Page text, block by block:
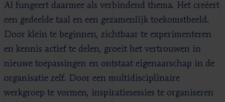
AI fungeert daarmee als verbindend thema. Het creëert
een gedeelde taal en een gezamenlijk toekomstbeeld.
Door klein te beginnen, zichtbaar te experimenteren
en kennis actief te delen, groeit het vertrouwen in
nieuwe toepassingen en ontstaat eigenaarschap in de
organisatie zelf. Door een multidisciplinaire
werkgroep te vormen, inspiratiesessies te organiseren